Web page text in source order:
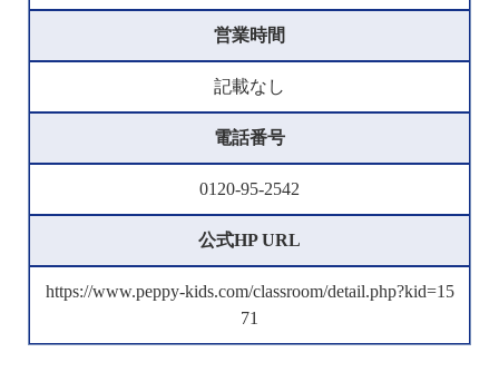
営業時間
記載なし
電話番号
0120-95-2542
公式HP URL
https://www.peppy-kids.com/classroom/detail.php?kid=15
71